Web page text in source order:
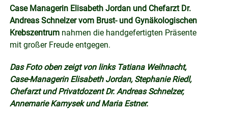
Case Managerin Elisabeth Jordan und Chefarzt Dr.
Andreas Schnelzer vom Brust- und Gynäkologischen
Krebszentrum nahmen die handgefertigten Präsente
mit großer Freude entgegen.
Das Foto oben zeigt von links Tatiana Weihnacht,
Case-Managerin Elisabeth Jordan, Stephanie Riedl,
Chefarzt und Privatdozent Dr. Andreas Schnelzer,
Annemarie Kamysek und Maria Estner.